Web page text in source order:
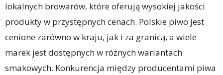
lokalnych browarów, które oferują wysokiej jakości
produkty w przystępnych cenach. Polskie piwo jest
cenione zarówno w kraju, jak i za granicą, a wiele
marek jest dostępnych w różnych wariantach
smakowych. Konkurencja między producentami piwa